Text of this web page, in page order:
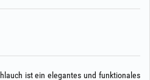
ist ein elegantes und funktionales